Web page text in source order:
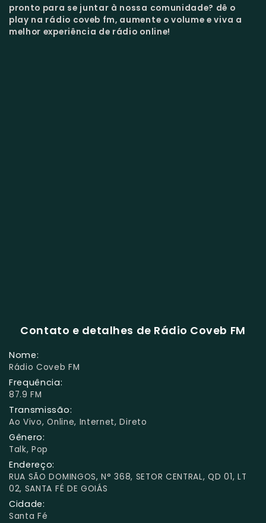
pronto para se juntar à nossa comunidade? dê o
play na rádio coveb fm, aumente o volume e viva a
melhor experiência de rádio online!
Contato e detalhes de Rádio Coveb FM
Nome:
Rádio Coveb FM
Frequência:
87.9 FM
Transmissão:
Ao Vivo, Online, Internet, Direto
Gênero:
Talk, Pop
Endereço:
RUA SÃO DOMINGOS, N° 368, SETOR CENTRAL, QD 01, LT
02, SANTA FÉ DE GOIÁS
Cidade:
Santa Fé